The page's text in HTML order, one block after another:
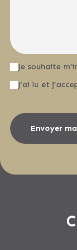
Je souhaite
J’ai lu et
Envoyer